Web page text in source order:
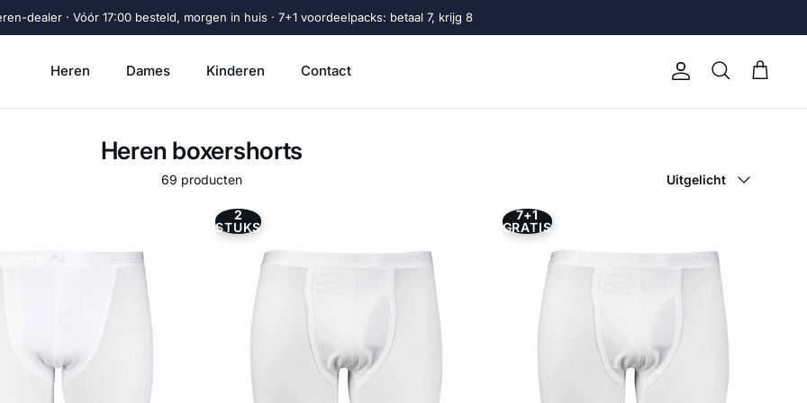
dealer · Vóór 17:00 besteld, morgen in huis · 7+1 voordeelpacks: betaal 7, krijg 8
Heren Dames Kinderen Contact Account
Zoeken
Heren boxershorts
69 producten Uitgelicht
2
STUKS
7+1
GRATIS